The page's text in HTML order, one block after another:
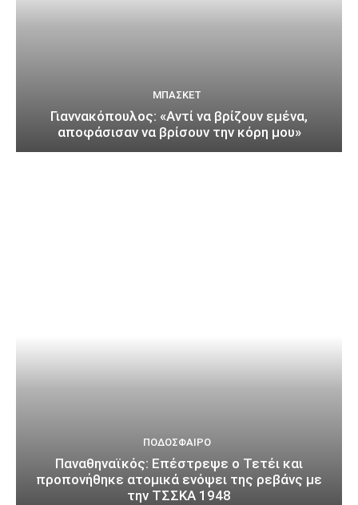
ΜΠΆΣΚΕΤ
Γιαννακόπουλος: «Αντί να βρίζουν εμένα,
αποφάσισαν να βρίσουν την κόρη μου»
ΠΟΔΌΣΦΑΙΡΟ
Παναθηναϊκός: Επέστρεψε ο Τετέι και
προπονήθηκε ατομικά ενόψει της ρεβάνς με
την ΤΣΣΚΑ 1948